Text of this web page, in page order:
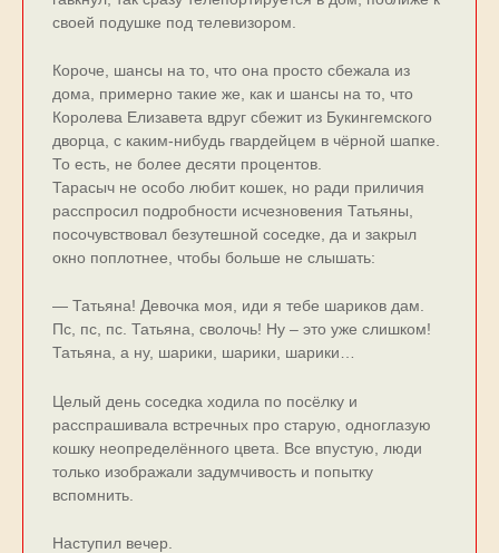
своей подушке под телевизором.
Короче, шансы на то, что она просто сбежала из
дома, примерно такие же, как и шансы на то, что
Королева Елизавета вдруг сбежит из Букингемского
дворца, с каким-нибудь гвардейцем в чёрной шапке.
То есть, не более десяти процентов.
Тарасыч не особо любит кошек, но ради приличия
расспросил подробности исчезновения Татьяны,
посочувствовал безутешной соседке, да и закрыл
окно поплотнее, чтобы больше не слышать:
— Татьяна! Девочка моя, иди я тебе шариков дам.
Пс, пс, пс. Татьяна, сволочь! Ну – это уже слишком!
Татьяна, а ну, шарики, шарики, шарики…
Целый день соседка ходила по посёлку и
расспрашивала встречных про старую, одноглазую
кошку неопределённого цвета. Все впустую, люди
только изображали задумчивость и попытку
вспомнить.
Наступил вечер.